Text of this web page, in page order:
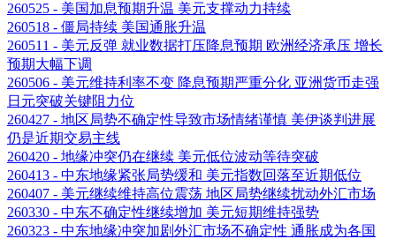
260525 - 美国加息预期升温 美元支撑动力持续
260518 - 僵局持续 美国通胀升温
260511 - 美元反弹 就业数据打压降息预期 欧洲经济承压 增长
预期大幅下调
260506 - 美元维持利率不变 降息预期严重分化 亚洲货币走强
日元突破关键阻力位
260427 - 地区局势不确定性导致市场情绪谨慎 美伊谈判进展
仍是近期交易主线
260420 - 地缘冲突仍在继续 美元低位波动等待突破
260413 - 中东地缘紧张局势缓和 美元指数回落至近期低位
260407 - 美元继续维持高位震荡 地区局势继续扰动外汇市场
260330 - 中东不确定性继续增加 美元短期维持强势
260323 - 中东地缘冲突加剧外汇市场不确定性 通胀成为各国